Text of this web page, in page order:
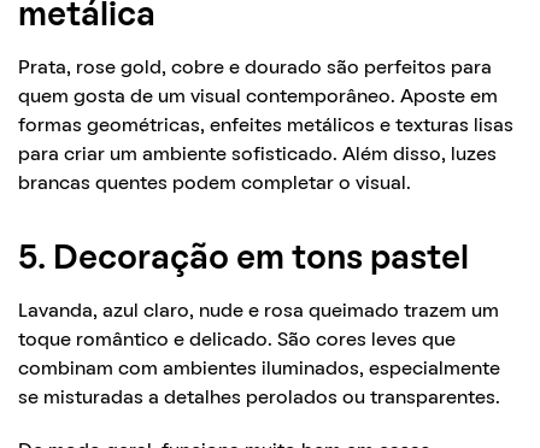
metálica
Prata, rose gold, cobre e dourado são perfeitos para
quem gosta de um visual contemporâneo. Aposte em
formas geométricas, enfeites metálicos e texturas lisas
para criar um ambiente sofisticado. Além disso, luzes
brancas quentes podem completar o visual.
5. Decoração em tons pastel
Lavanda, azul claro, nude e rosa queimado trazem um
toque romântico e delicado. São cores leves que
combinam com ambientes iluminados, especialmente
se misturadas a detalhes perolados ou transparentes.